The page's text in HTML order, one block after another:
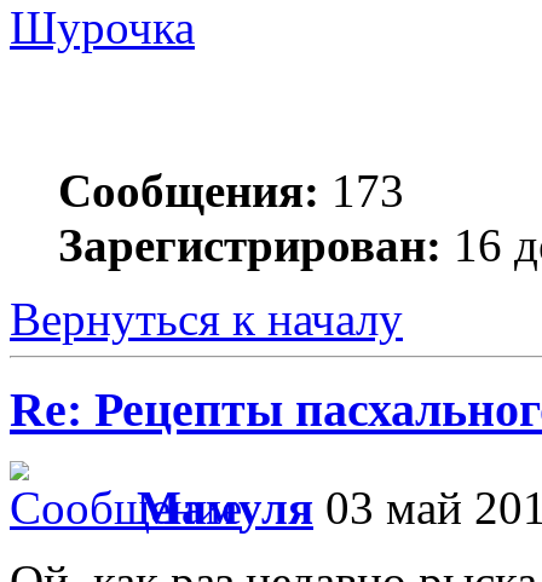
Шурочка
Сообщения: 173
Зарегистрирован: 16
Вернуться к началу
Re: Рецепты
Мамуля 03 май